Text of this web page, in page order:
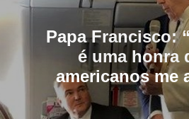
Papa Francisco:
é uma honra
americanos me